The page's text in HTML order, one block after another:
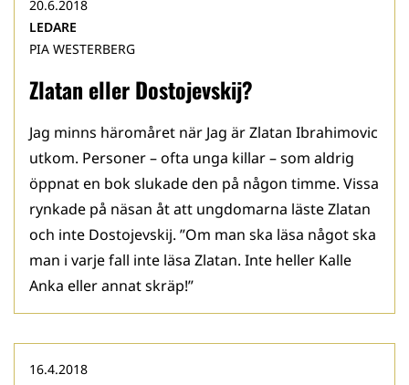
Zlatan eller Dostojevskij?
20.6.2018
LEDARE
PIA WESTERBERG
Jag minns häromåret när Jag är Zlatan Ibrahimovic
utkom. Personer – ofta unga killar – som aldrig
öppnat en bok slukade den på någon timme. Vissa
rynkade på näsan åt att ungdomarna läste Zlatan
och inte Dostojevskij. ”Om man ska läsa något ska
man i varje fall inte läsa Zlatan. Inte heller Kalle
Anka eller annat skräp!”
16.4.2018